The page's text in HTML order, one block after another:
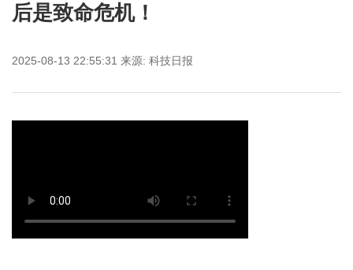
后是致命危机！
2025-08-13 22:55:31 来源: 科技日报